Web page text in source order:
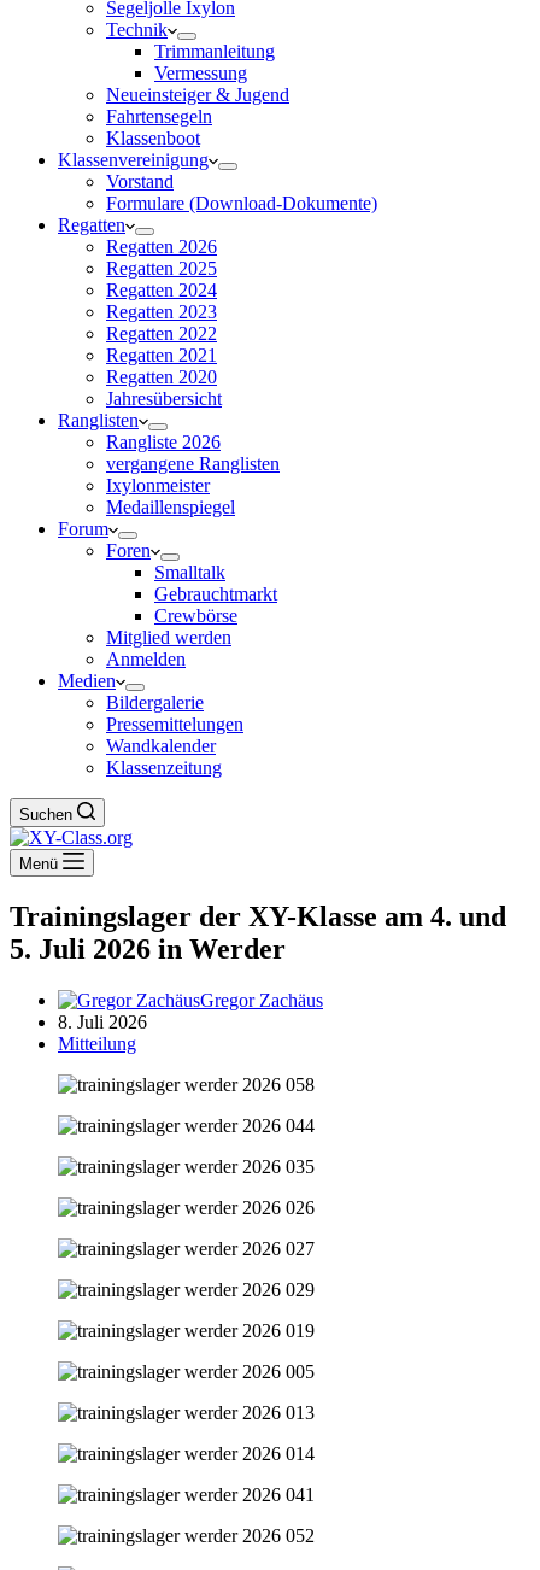
Segeljolle Ixylon
Technik
Trimmanleitung
Vermessung
Neueinsteiger & Jugend
Fahrtensegeln
Klassenboot
Klassenvereinigung
Vorstand
Formulare (Download-Dokumente)
Regatten
Regatten 2026
Regatten 2025
Regatten 2024
Regatten 2023
Regatten 2022
Regatten 2021
Regatten 2020
Jahresübersicht
Ranglisten
Rangliste 2026
vergangene Ranglisten
Ixylonmeister
Medaillenspiegel
Forum
Foren
Smalltalk
Gebrauchtmarkt
Crewbörse
Mitglied werden
Anmelden
Medien
Bildergalerie
Pressemittelungen
Wandkalender
Klassenzeitung
Suchen
Menü
Trainingslager der XY-Klasse am 4. und
5. Juli 2026 in Werder
Gregor Zachäus
8. Juli 2026
Mitteilung